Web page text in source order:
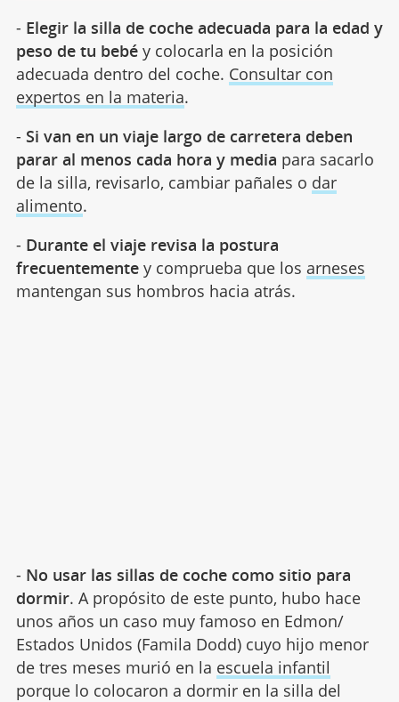
- Elegir la silla de coche adecuada para la edad y
peso de tu bebéy colocarla en la posición
adecuada dentro del coche. Consultar con
expertos en la materia.
- Si van en un viaje largo de carretera deben
parar al menos cada hora y media para sacarlo
de la silla, revisarlo, cambiar pañales o dar
alimento.
- Durante el viaje revisa la postura
frecuentementey comprueba que los arneses
mantengan sus hombros hacia atrás.
- No usar las sillas de coche como sitio para
dormir. A propósito de este punto, hubo hace
unos años un caso muy famoso en Edmon/
Estados Unidos (Famila Dodd) cuyo hijo menor
de tres meses murió en la escuela infantil
porque lo colocaron a dormir en la silla del